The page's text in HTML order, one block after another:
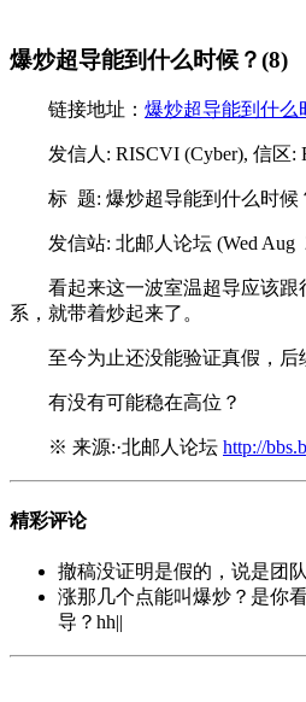
爆炒超导能到什么时候？(8)
链接地址： 爆炒超导能到什么
发信人: RISCVI (Cyber), 信区:
标 题: 爆炒超导能到什么时候
发信站: 北邮人论坛 (Wed Aug
看起来这一波室温超导应该
系，就带着炒起来了。
至今为止还没能验证真假，后
有没有可能稳在高位？
※ 来源:·北邮人论坛 http://
精彩评论
撤稿没证明是假的，说是团
涨那几个点能叫爆炒？是你
导？hh||